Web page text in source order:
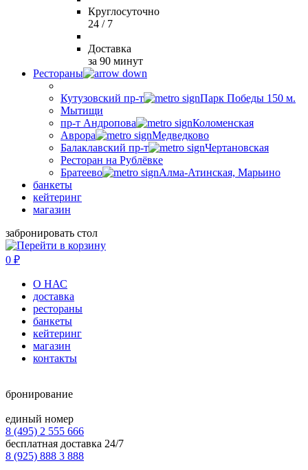
Круглосуточно
24 / 7
Доставка
за 90 минут
Рестораны
Кутузовский пр-т
Парк Победы 150 м.
Мытищи
пр-т Андропова
Коломенская
Аврора
Медведково
Балаклавский пр-т
Чертановская
Ресторан на Рублёвке
Братеево
Алма-Атинская, Марьино
банкеты
кейтеринг
магазин
забронировать стол
0 ₽
О НАС
доставка
рестораны
банкеты
кейтеринг
магазин
контакты
бронирование
единый номер
8 (495) 2 555 666
бесплатная доставка 24/7
8 (925) 888 3 888